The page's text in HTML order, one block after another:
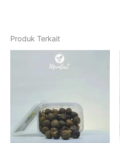
Produk Terkait